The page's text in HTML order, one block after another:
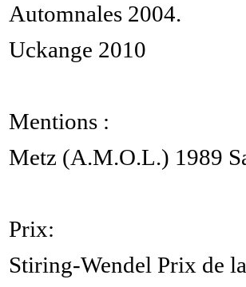
Automnales 2004.
Uckange 2010
Mentions :
Metz (A.M.O.L.) 1989
Prix:
Stiring-Wendel Prix de